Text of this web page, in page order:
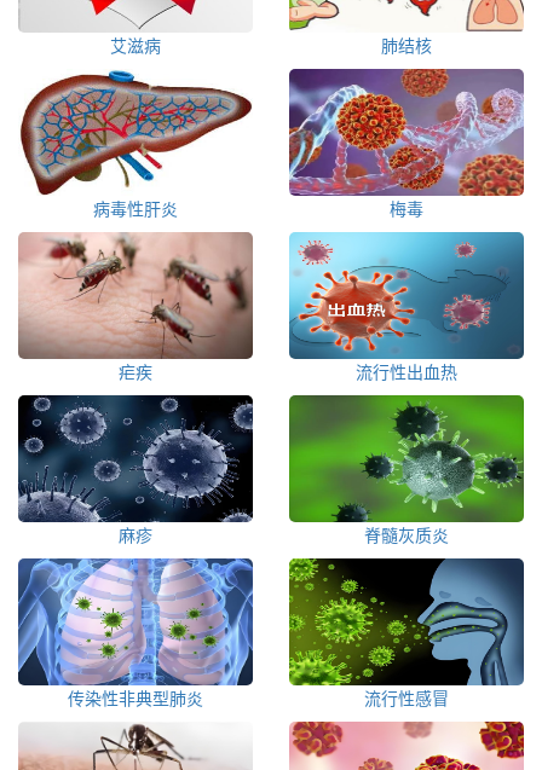
艾滋病 肺结核
病毒性肝炎 梅毒
疟疾 流行性出血热
麻疹 脊髓灰质炎
传染性非典型肺炎 流行性感冒